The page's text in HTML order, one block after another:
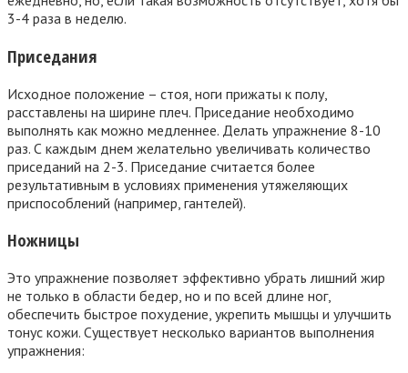
3-4 раза в неделю.
Приседания
Исходное положение – стоя, ноги прижаты к полу,
расставлены на ширине плеч. Приседание необходимо
выполнять как можно медленнее. Делать упражнение 8-10
раз. С каждым днем желательно увеличивать количество
приседаний на 2-3. Приседание считается более
результативным в условиях применения утяжеляющих
приспособлений (например, гантелей).
Ножницы
Это упражнение позволяет эффективно убрать лишний жир
не только в области бедер, но и по всей длине ног,
обеспечить быстрое похудение, укрепить мышцы и улучшить
тонус кожи. Существует несколько вариантов выполнения
упражнения: